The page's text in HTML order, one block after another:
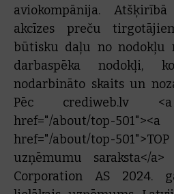
aviokompānija.
akcīzes preču
būtisku daļu no nodokļu
darbaspēka nodokļi,
nodarbināto skaits un
Pēc crediweb.lv <a
href="/about/top-
href="/about/top-
uzņēmumu saraksta</
Corporation AS 2024.